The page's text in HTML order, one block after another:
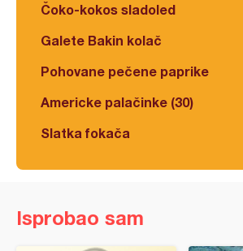
Čoko-kokos sladoled
Galete Bakin kolač
Pohovane pečene paprike
Americke palačinke (30)
Slatka fokača
Isprobao sam